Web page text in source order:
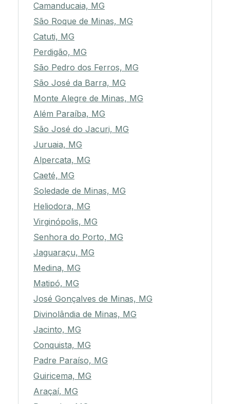
Camanducaia, MG
São Roque de Minas, MG
Catuti, MG
Perdigão, MG
São Pedro dos Ferros, MG
São José da Barra, MG
Monte Alegre de Minas, MG
Além Paraíba, MG
São José do Jacuri, MG
Juruaia, MG
Alpercata, MG
Caeté, MG
Soledade de Minas, MG
Heliodora, MG
Virginópolis, MG
Senhora do Porto, MG
Jaguaraçu, MG
Medina, MG
Matipó, MG
José Gonçalves de Minas, MG
Divinolândia de Minas, MG
Jacinto, MG
Conquista, MG
Padre Paraíso, MG
Guiricema, MG
Araçaí, MG